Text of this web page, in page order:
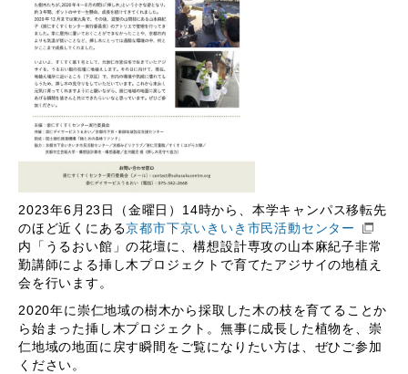
2023年6月23日（金曜日）14時から、本学キャンパス移転先
のほど近くにある京都市下京いきいき市民活動センター
内「うるおい館」の花壇に、構想設計専攻の山本麻紀子非常
勤講師による挿し木プロジェクトで育てたアジサイの地植え
会を行います。
2020年に崇仁地域の樹木から採取した木の枝を育てることか
ら始まった挿し木プロジェクト。無事に成長した植物を、崇
仁地域の地面に戻す瞬間をご覧になりたい方は、ぜひご参加
ください。